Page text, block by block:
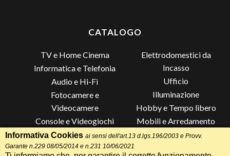
CATALOGO
TV e Home Cinema
Informatica e Telefonia
Audio e Hi-Fi
Fotocamere e
Videocamere
Console e Videogiochi
Piccoli Elettrodomestici
Grandi Elettrodomestici e
Elettrodomestici da
Incasso
Ufficio
Illuminazione
Hobby e Tempo libero
Mobili e Arredamento
Lista di Nozze
Informativa Cookies ai sensi dell'art.13 d.lgs.196/2003 e Provv.
Garante n.229 08/05/2014 e n.231 10/06/2021